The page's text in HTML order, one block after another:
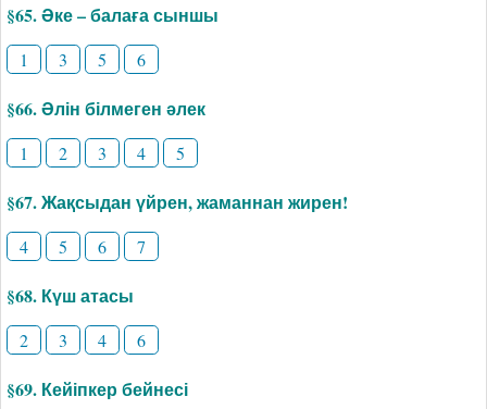
§65. Әке – балаға сыншы
1 3 5 6
§66. Әлін білмеген әлек
1 2 3 4 5
§67. Жақсыдан үйрен, жаманнан жирен!
4 5 6 7
§68. Күш атасы
2 3 4 6
§69. Кейіпкер бейнесі